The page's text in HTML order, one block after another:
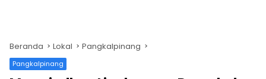
Beranda Lokal Pangkalpinang
Pangkalpinang